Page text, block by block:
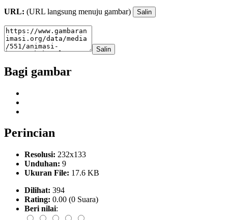
URL: (URL langsung menuju gambar) Salin
Salin
Bagi gambar
Perincian
Resolusi: 232x133
Unduhan: 9
Ukuran File: 17.6 KB
Dilihat: 394
Rating: 0.00 (0 Suara)
Beri nilai: